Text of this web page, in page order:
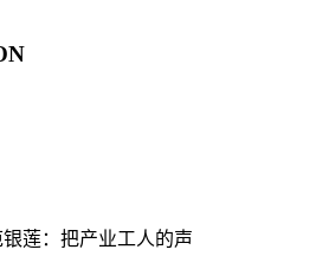
莲：把产业工人的声